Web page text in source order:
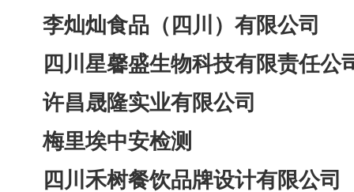
李灿灿食品（四川）有限公司
四川星馨盛生物科技有限责任公
许昌晟隆实业有限公司
梅里埃中安检测
四川禾树餐饮品牌设计有限公司